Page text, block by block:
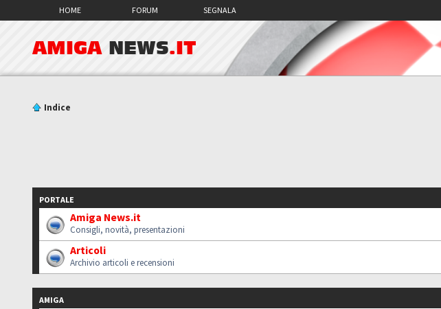
HOME FORUM SEGNALA
AMIGA NEWS.IT
Indice
PORTALE
Amiga News.it
Consigli, novità, presentazioni
Articoli
Archivio articoli e recensioni
AMIGA